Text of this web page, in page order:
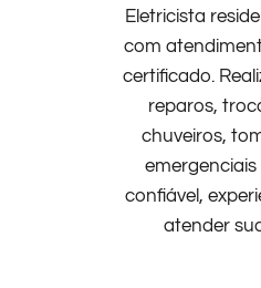
Eletricista
com
certificado.
reparos,
chuveiros,
emergenciais
confiável,
atender